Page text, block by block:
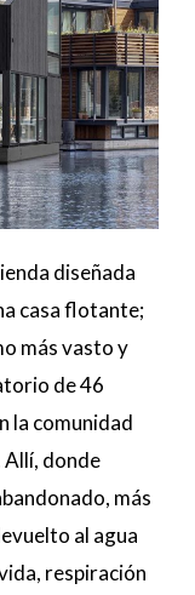
diseñada
casa flotante;
más vasto y
de 46
la comunidad
donde
más
al agua
respiración